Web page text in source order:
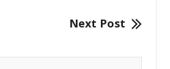
Next Post